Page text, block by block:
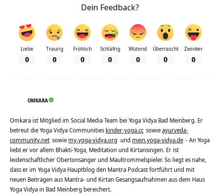
Dein Feedback?
Liebe
0
Traurig
0
Fröhlich
0
Schläfrig
0
Wütend
0
Überrascht
0
Zwinker
0
OMKARA
Omkara ist Mitglied im Social Media Team bei Yoga Vidya Bad Meinberg. Er
betreut die Yoga Vidya Communities kinder-yoga.cc sowieayurveda-
community.net sowie my.yoga-vidya.org und mein.yoga-vidya.de - An Yoga
liebt er vor allem Bhakti-Yoga, Meditation und Kirtansingen. Er ist
leidenschaftlicher Obertonsänger und Maultrommelspieler. So liegt es nahe,
dass er im Yoga Vidya Hauptblog den Mantra Podcast fortführt und mit
neuen Beiträgen aus Mantra- und Kirtan Gesangsaufnahmen aus dem Haus
Yoga Vidya in Bad Meinberg bereichert.